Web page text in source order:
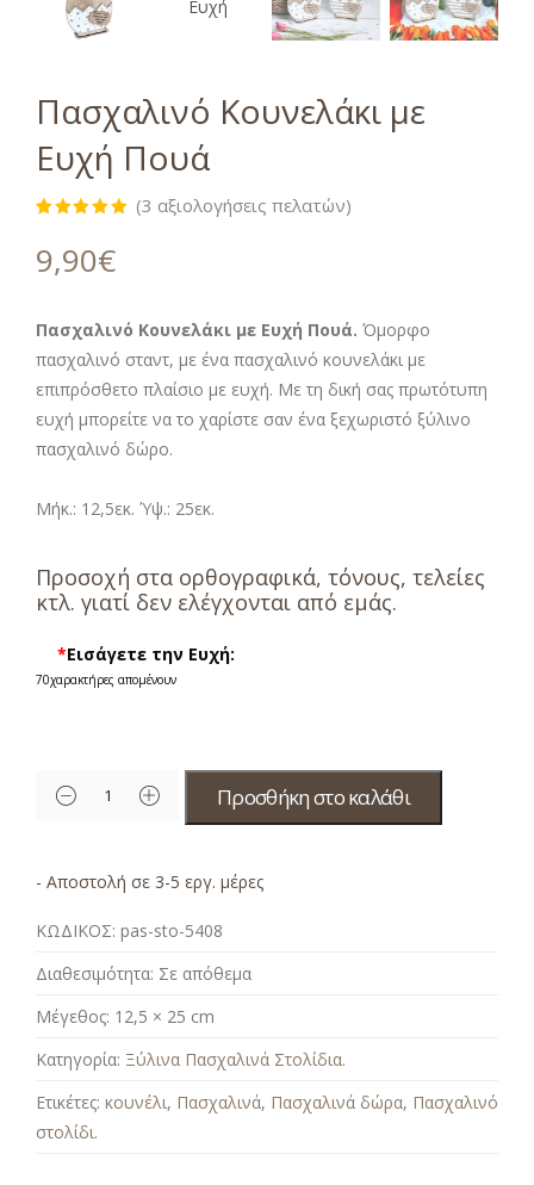
Πασχαλινό Κουνελάκι με
Ευχή Πουά
από 5 με
βάση
(3 αξιολογήσεις πελατών)
9,90€
Πασχαλινό Κουνελάκι με Ευχή Πουά. Όμορφο
πασχαλινό σταντ, με ένα πασχαλινό κουνελάκι με
επιπρόσθετο πλαίσιο με ευχή. Με τη δική σας πρωτότυπη
ευχή μπορείτε να το χαρίστε σαν ένα ξεχωριστό ξύλινο
πασχαλινό δώρο.
Μήκ.: 12,5εκ. Ύψ.: 25εκ.
Προσοχή στα ορθογραφικά, τόνους, τελείες
κτλ. γιατί δεν ελέγχονται από εμάς.
*Εισάγετε την Ευχή:
70χαρακτήρες απομένουν
Προσθήκη στο καλάθι
- Αποστολή σε 3-5 εργ. μέρες
ΚΩΔΙΚΟΣ: pas-stο-5408
Διαθεσιμότητα: Σε απόθεμα
Μέγεθος: 12,5 × 25 cm
Κατηγορία: Ξύλινα Πασχαλινά Στολίδια.
Ετικέτες: κουνέλι, Πασχαλινά, Πασχαλινά δώρα, Πασχαλινό
στολίδι.